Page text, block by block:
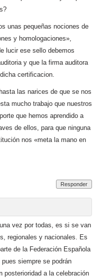
unas pequeñas nociones de
y homologaciones»,
lucir ese sello debemos
y que la firma auditora
certificacion.
las narices de que se nos
mucho trabajo que nuestros
que hemos aprendido a
de ellos, para que ninguna
nos «meta la mano en
Responder
vez por todas, es si se van
regionales y nacionales. Es
de la Federación Española
siempre se podrán
posterioridad a la celebración